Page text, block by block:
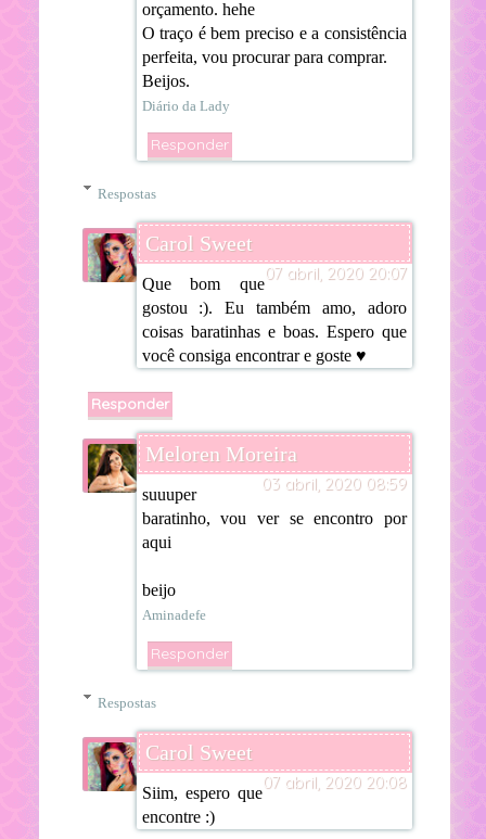
orçamento. hehe
O traço é bem preciso e a consistência
perfeita, vou procurar para comprar.
Beijos.
Diário da Lady
Responder
Respostas
Carol Sweet
07 abril, 2020 20:07
Que bom que
gostou :). Eu também amo, adoro
coisas baratinhas e boas. Espero que
você consiga encontrar e goste ♥
Responder
Meloren Moreira
03 abril, 2020 08:59
suuuper
baratinho, vou ver se encontro por
aqui
beijo
Aminadefe
Responder
Respostas
Carol Sweet
07 abril, 2020 20:08
Siim, espero que
encontre :)